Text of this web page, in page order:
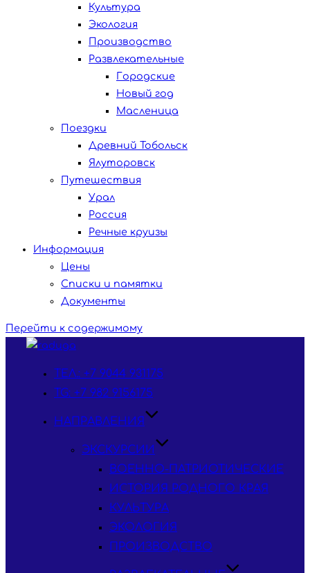
Культура
Экология
Производство
Развлекательные
Городские
Новый год
Масленица
Поездки
Древний Тобольск
Ялуторовск
Путешествия
Урал
Россия
Речные круизы
Информация
Цены
Списки и памятки
Документы
Перейти к содержимому
ТЕЛ.: +7 9044 931175
TG: +7 982 9156175
НАПРАВЛЕНИЯ
ЭКСКУРСИИ
ВОЕННО-ПАТРИОТИЧЕСКИЕ
ИСТОРИЯ РОДНОГО КРАЯ
КУЛЬТУРА
ЭКОЛОГИЯ
ПРОИЗВОДСТВО